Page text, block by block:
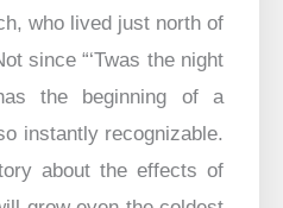
who lived just north of
since “‘Twas the night
the beginning of a
instantly recognizable.
about the effects of